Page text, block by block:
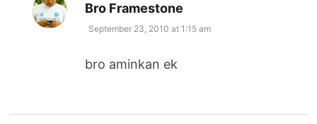
Bro Framestone
September 23, 2010 at 1:15 am
bro aminkan ek